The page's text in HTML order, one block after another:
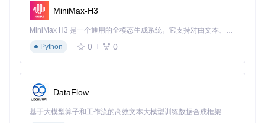
块专注于特定创作任务，通过标准化接口与核心引擎通信。这
些模块主要分为内容生成、素材处理、音频合成和视频编辑四
大类别：
内容生成模块
能够根据主题自动创作视频脚本，不仅生成文字
频、需要大量内容的教育课程制作。注意事项：生成的脚本需
要人工审核，确保信息准确性和版权合规性。
MiniMax-H3
MiniMax H3 是一个通用的全模态生成系统。它支持对由文本、图像、视频和音频组成的多模态上下文进行统一理解，并能生成分辨率高达 2K、时长可达 15 秒的带原生立体声音频的视频。得益于面向任务泛化的系统设计，H3 在预训练阶段就已具备广泛的多模态上下文理解与生成能力，能够出色地执行复杂的多模态指令。
Python
0 0
DataFlow
基于大模型算子和工作流的高效文本大模型训练数据合成框架